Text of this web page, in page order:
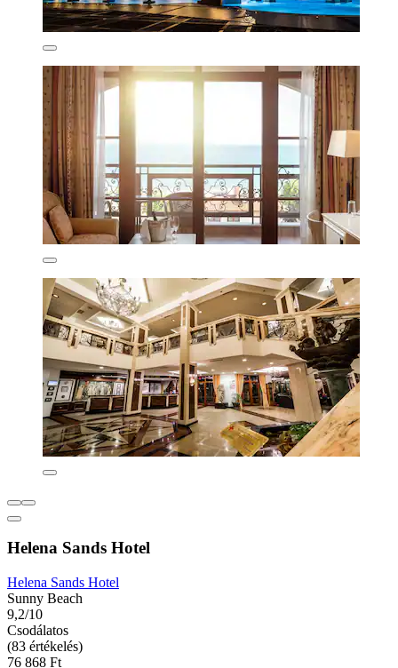
Helena Sands Hotel
Helena Sands Hotel
Sunny Beach
9,2/10
Csodálatos
(83 értékelés)
76 868 Ft